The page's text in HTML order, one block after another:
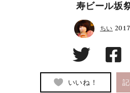
寿ビール坂
ちい
いいね！